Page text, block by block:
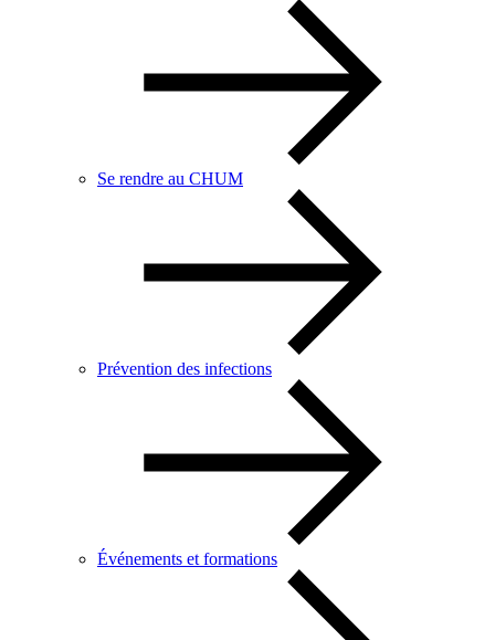
Se rendre au CHUM
Prévention des infections
Événements et formations